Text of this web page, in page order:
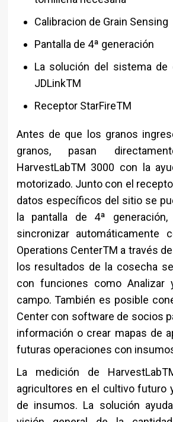
Calibracion de Grain Sensing
Pantalla de 4ª generación
La solución del sistema de
JDLinkTM
Receptor StarFireTM
Antes de que los granos
granos, pasan
HarvestLabTM 3000 con la
motorizado. Junto con el
datos específicos del sitio se
la pantalla de 4ª
sincronizar automáticamente
Operations CenterTM a través
los resultados de la cosecha
con funciones como Analizar
campo. También es posible
Center con software de socios
información o crear mapas de
futuras operaciones con
La medición de
agricultores en el cultivo futuro
de insumos. La solución